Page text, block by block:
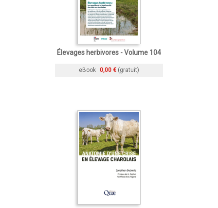
Élevages herbivores - Volume 104
eBook 0,00 € (gratuit)